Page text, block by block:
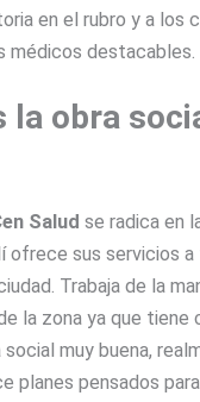
en el rubro y a los
médicos destacables.
la obra
Salud se radica en
ofrece sus servicios
Trabaja de la
la zona ya que tiene
social muy buena,
planes pensados